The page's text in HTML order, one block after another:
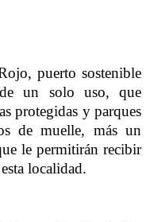
puerto sostenible
un solo uso, que
protegidas y parques
de muelle, más un
le permitirán recibir
localidad.